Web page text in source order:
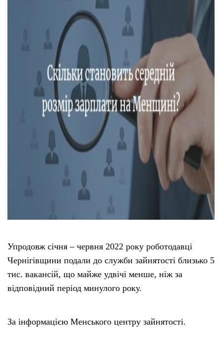
Упродовж січня – червня 2022 року роботодавці
Чернігівщини подали до служби зайнятості близько 5
тис. вакансій, що майже удвічі менше, ніж за
відповідний період минулого року.
За інформацією Менського центру зайнятості.